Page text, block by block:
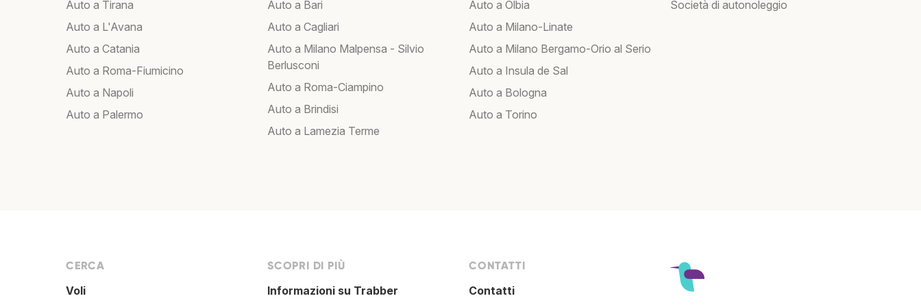
Auto a Tirana
Auto a L'Avana
Auto a Catania
Auto a Roma-Fiumicino
Auto a Napoli
Auto a Palermo
Auto a Bari
Auto a Cagliari
Auto a Milano Malpensa - Silvio
Berlusconi
Auto a Roma-Ciampino
Auto a Brindisi
Auto a Lamezia Terme
Auto a Olbia
Auto a Milano-Linate
Auto a Milano Bergamo-Orio al Serio
Auto a Insula de Sal
Auto a Bologna
Auto a Torino
Società di autonoleggio
CERCA
Voli
SCOPRI DI PIÙ
Informazioni su Trabber
CONTATTI
Contatti